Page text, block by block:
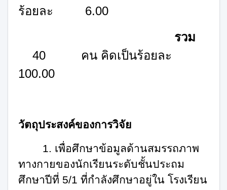
ร้อยละ 6.00
รวม
40 คน คิดเป็นร้อยละ
100.00
วัตถุประสงค์ของการวิจัย
1. เพื่อศึกษาข้อมูลด้านสมรรถภาพ
ทางกายของนักเรียนระดับชั้นประถม
ศึกษาปีที่ 5/1 ที่กําลังศึกษาอยู่ใน โรงเรียน